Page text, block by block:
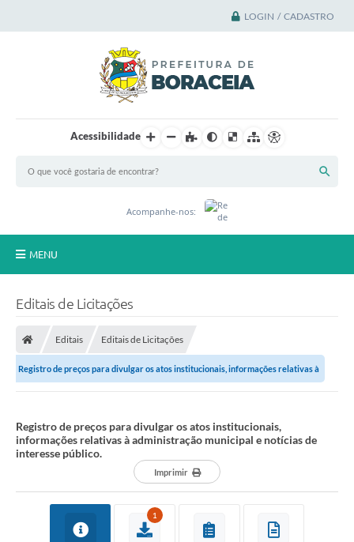
LOGIN / CADASTRO
Acessibilidade
Acompanhe-nos:
MENU
Notícias
Publicações Oficiais
Multimídia
Editais de Licitações
Editais Editais de Licitações
Registro de preços para divulgar os atos institucionais, informações relativas à
Registro de preços para divulgar os atos institucionais,
informações relativas à administração municipal e notícias de
interesse público.
Imprimir
1